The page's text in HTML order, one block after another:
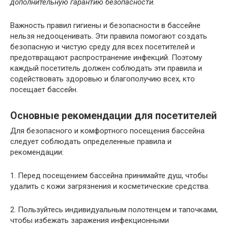
дополнительную гарантию безопасности.
Важность правил гигиены и безопасности в бассейне
нельзя недооценивать. Эти правила помогают создать
безопасную и чистую среду для всех посетителей и
предотвращают распространение инфекций. Поэтому
каждый посетитель должен соблюдать эти правила и
содействовать здоровью и благополучию всех, кто
посещает бассейн.
Основные рекомендации для посетителей
Для безопасного и комфортного посещения бассейна
следует соблюдать определенные правила и
рекомендации:
1. Перед посещением бассейна принимайте душ, чтобы
удалить с кожи загрязнения и косметические средства.
2. Пользуйтесь индивидуальным полотенцем и тапочками,
чтобы избежать заражения инфекционными